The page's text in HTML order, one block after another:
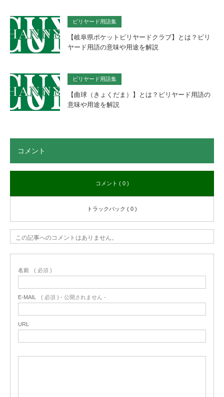
ビリヤード用語集
【岐阜県ポケットビリヤードクラブ】とは？ビリ
ヤード用語の意味や用途を解説
ビリヤード用語集
【曲球（きょくだま）】とは？ビリヤード用語の
意味や用途を解説
コメント
コメント ( 0 )
トラックバック ( 0 )
この記事へのコメントはありません。
名前 ( 必須 )
E-MAIL ( 必須 ) - 公開されません -
URL